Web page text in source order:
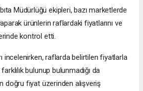
Müdürlüğü ekipleri, bazı marketlerde
ürünlerin raflardaki fiyatlarını ve
kontrol etti.
incelenirken, raflarda belirtilen fiyatlarla
bulunup bulunmadığı da
doğru fiyat üzerinden alışveriş